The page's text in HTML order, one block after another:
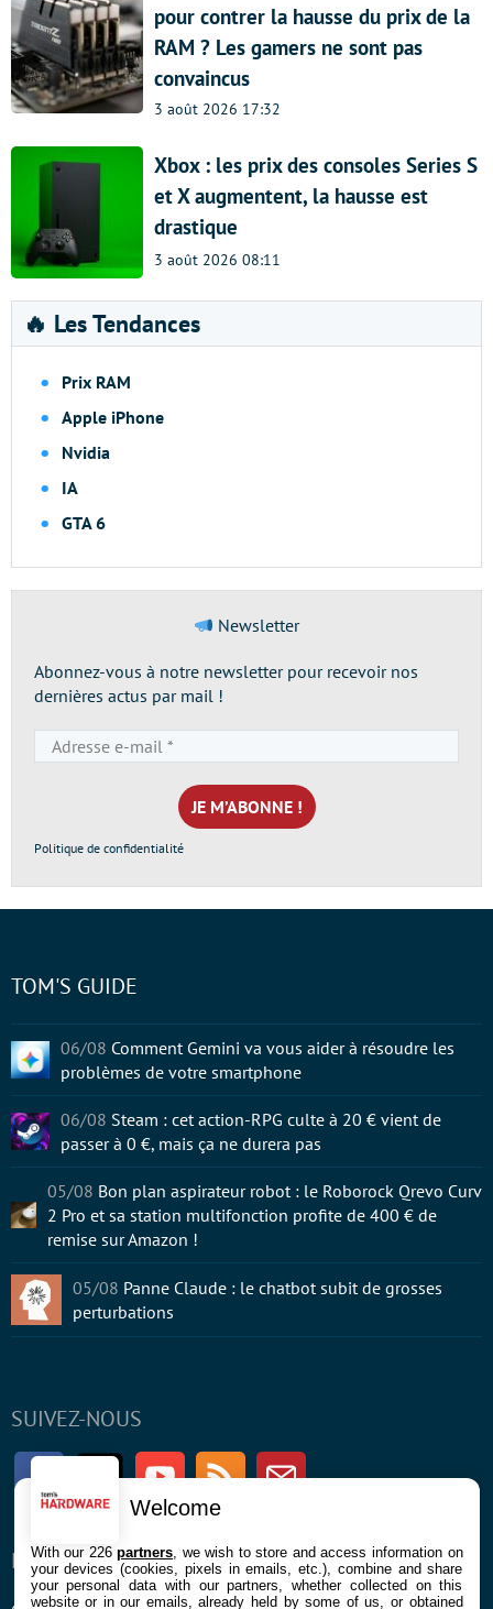
pour contrer la hausse du prix de la
RAM ? Les gamers ne sont pas
convaincus
3 août 2026 17:32
Xbox : les prix des consoles Series S
et X augmentent, la hausse est
drastique
3 août 2026 08:11
🔥 Les Tendances
Prix RAM
Apple iPhone
Nvidia
IA
GTA 6
Newsletter
Abonnez-vous à notre newsletter pour recevoir nos
dernières actus par mail !
e-
mail
*
Politique de confidentialité
SUIVEZ-NOUS
FacebookTwitter Youtube RSS Newsletter
ENTREPRISE À PROPOS
TOM'S GUIDE
06/08 Comment Gemini va vous aider à résoudre les
problèmes de votre smartphone
06/08 Steam : cet action-RPG culte à 20 € vient de
passer à 0 €, mais ça ne durera pas
05/08 Bon plan aspirateur robot : le Roborock Qrevo Curv
2 Pro et sa station multifonction profite de 400 € de
remise sur Amazon !
05/08 Panne Claude : le chatbot subit de grosses
perturbations
Welcome
With our 226partners , we wish to store and access information on
your devices (cookies, pixels in emails, etc.), combine and share
your personal data with our partners, whether collected on this
website or in our emails, already held by some of us, or obtained